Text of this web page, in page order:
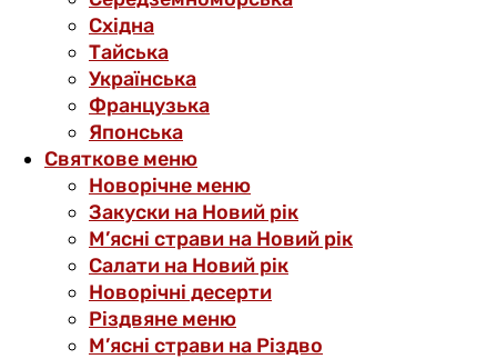
Східна
Тайська
Українська
Французька
Японська
Святкове меню
Новорічне меню
Закуски на Новий рік
М’ясні страви на Новий рік
Салати на Новий рік
Новорічні десерти
Різдвяне меню
М’ясні страви на Різдво